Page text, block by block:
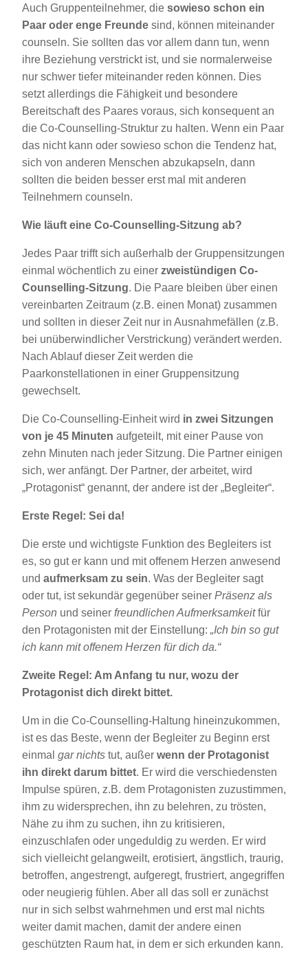
Auch Gruppenteilnehmer, die sowieso schon ein
Paar oder enge Freunde sind, können miteinander
counseln. Sie sollten das vor allem dann tun, wenn
ihre Beziehung verstrickt ist, und sie normalerweise
nur schwer tiefer miteinander reden können. Dies
setzt allerdings die Fähigkeit und besondere
Bereitschaft des Paares voraus, sich konsequent an
die Co-Counselling-Struktur zu halten. Wenn ein Paar
das nicht kann oder sowieso schon die Tendenz hat,
sich von anderen Menschen abzukapseln, dann
sollten die beiden besser erst mal mit anderen
Teilnehmern counseln.
Wie läuft eine Co-Counselling-Sitzung ab?
Jedes Paar trifft sich außerhalb der Gruppensitzungen
einmal wöchentlich zu einer zweistündigen Co-
Counselling-Sitzung. Die Paare bleiben über einen
vereinbarten Zeitraum (z.B. einen Monat) zusammen
und sollten in dieser Zeit nur in Ausnahmefällen (z.B.
bei unüberwindlicher Verstrickung) verändert werden.
Nach Ablauf dieser Zeit werden die
Paarkonstellationen in einer Gruppensitzung
gewechselt.
Die Co-Counselling-Einheit wird in zwei Sitzungen
von je 45 Minuten aufgeteilt, mit einer Pause von
zehn Minuten nach jeder Sitzung. Die Partner einigen
sich, wer anfängt. Der Partner, der arbeitet, wird
„Protagonist“ genannt, der andere ist der „Begleiter“.
Erste Regel: Sei da!
Die erste und wichtigste Funktion des Begleiters ist
es, so gut er kann und mit offenem Herzen anwesend
und aufmerksam zu sein. Was der Begleiter sagt
oder tut, ist sekundär gegenüber seiner Präsenz als
Person und seiner freundlichen Aufmerksamkeitfür
den Protagonisten mit der Einstellung: „Ich bin so gut
ich kann mit offenem Herzen für dich da.“
Zweite Regel: Am Anfang tu nur, wozu der
Protagonist dich direkt bittet.
Um in die Co-Counselling-Haltung hineinzukommen,
ist es das Beste, wenn der Begleiter zu Beginn erst
einmal gar nichts tut, außer wenn der Protagonist
ihn direkt darum bittet. Er wird die verschiedensten
Impulse spüren, z.B. dem Protagonisten zuzustimmen,
ihm zu widersprechen, ihn zu belehren, zu trösten,
Nähe zu ihm zu suchen, ihn zu kritisieren,
einzuschlafen oder ungeduldig zu werden. Er wird
sich vielleicht gelangweilt, erotisiert, ängstlich, traurig,
betroffen, angestrengt, aufgeregt, frustriert, angegriffen
oder neugierig fühlen. Aber all das soll er zunächst
nur in sich selbst wahrnehmen und erst mal nichts
weiter damit machen, damit der andere einen
geschützten Raum hat, in dem er sich erkunden kann.